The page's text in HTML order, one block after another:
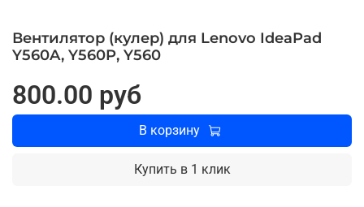
Вентилятор (кулер) для Lenovo IdeaPad
Y560A, Y560P, Y560
800.00 руб
В корзину
Купить в 1 клик